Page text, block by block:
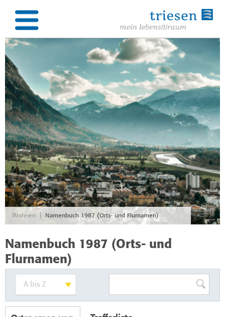
Wohnen Namenbuch 1987 (Orts- und Flurnamen)
Namenbuch 1987 (Orts- und
Flurnamen)